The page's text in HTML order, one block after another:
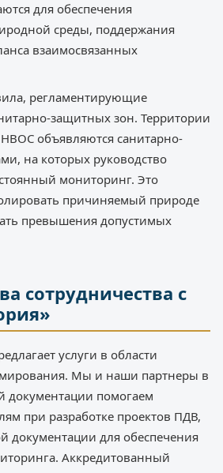
для обеспечения
среды, поддержания
взаимосвязанных
регламентирующие
защитных зон. Территории
НВОС объявляются санитарно-
на которых руководство
мониторинг. Это
причиняемый природе
превышения допустимых
сотрудничества с
услуги в области
Мы и наши партнеры в
документации помогаем
при разработке проектов ПДВ,
для обеспечения
Аккредитованный